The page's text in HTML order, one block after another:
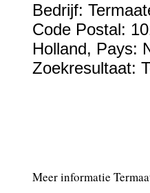
Bedrijf:
Code Postal:
Holland, Pays:
Zoekresultaat:
Meer informatie